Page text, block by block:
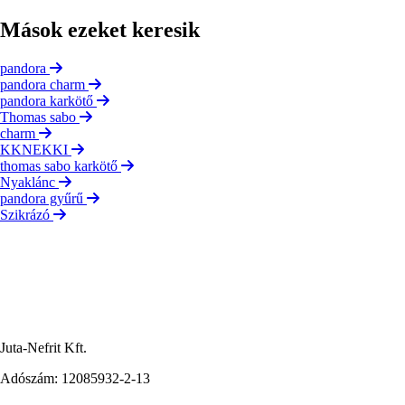
Mások ezeket keresik
pandora
pandora charm
pandora karkötő
Thomas sabo
charm
KKNEKKI
thomas sabo karkötő
Nyaklánc
pandora gyűrű
Szikrázó
Juta-Nefrit Kft.
Adószám: 12085932-2-13